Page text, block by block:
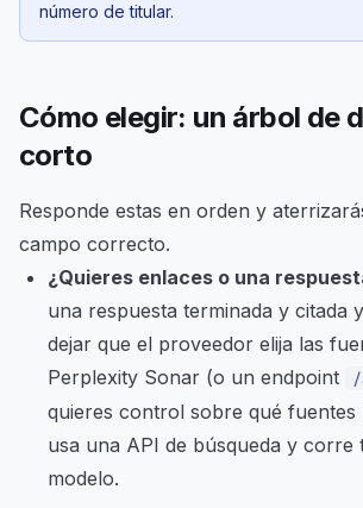
número de titular.
Cómo elegir: un árbol de
corto
Responde estas en orden y
campo correcto.
¿Quieres enlaces o una
una respuesta terminada y citada
dejar que el proveedor elija las
Perplexity Sonar (o un endpoint
/
quieres control sobre qué fuentes
usa una API de búsqueda y corre
modelo.